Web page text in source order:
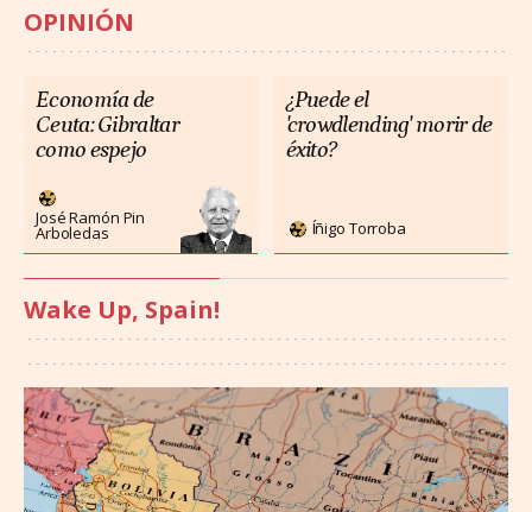
OPINIÓN
Economía de
Ceuta: Gibraltar
como espejo
José Ramón Pin
Arboledas
¿Puede el
'crowdlending' morir de
éxito?
Íñigo Torroba
Wake Up, Spain!